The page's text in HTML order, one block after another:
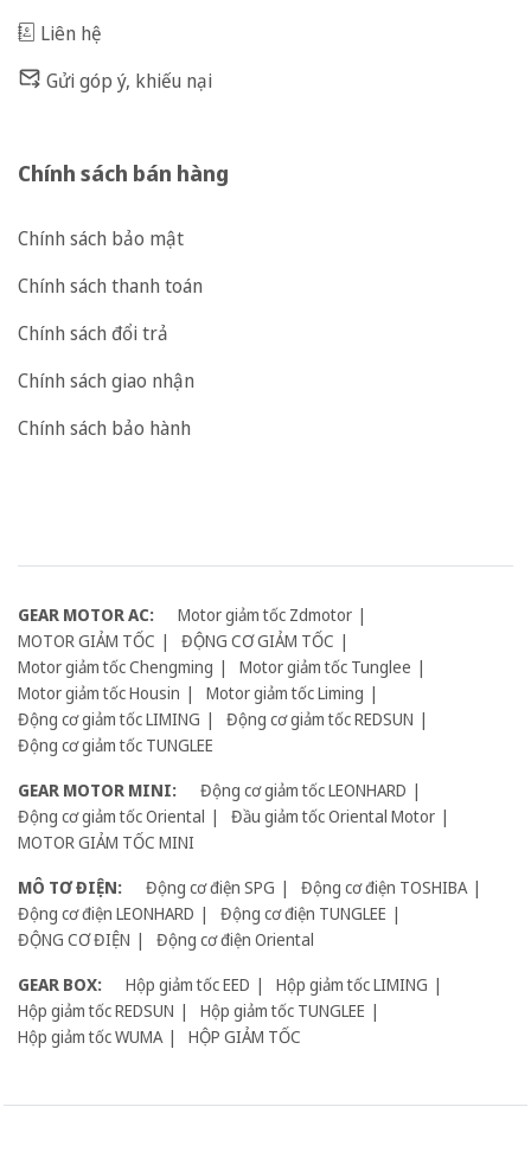
Liên hệ
Gửi góp ý, khiếu nại
Chính sách bán hàng
Chính sách bảo mật
Chính sách thanh toán
Chính sách đổi trả
Chính sách giao nhận
Chính sách bảo hành
GEAR MOTOR AC:
Motor giảm tốc Zdmotor
MOTOR GIẢM TỐC
ĐỘNG CƠ GIẢM TỐC
Motor giảm tốc Chengming
Motor giảm tốc Tunglee
Motor giảm tốc Housin
Motor giảm tốc Liming
Động cơ giảm tốc LIMING
Động cơ giảm tốc REDSUN
Động cơ giảm tốc TUNGLEE
GEAR MOTOR MINI:
Động cơ giảm tốc LEONHARD
Động cơ giảm tốc Oriental
Đầu giảm tốc Oriental Motor
MOTOR GIẢM TỐC MINI
MÔ TƠ ĐIỆN:
Động cơ điện SPG
Động cơ điện TOSHIBA
Động cơ điện LEONHARD
Động cơ điện TUNGLEE
ĐỘNG CƠ ĐIỆN
Động cơ điện Oriental
GEAR BOX:
Hộp giảm tốc EED
Hộp giảm tốc LIMING
Hộp giảm tốc REDSUN
Hộp giảm tốc TUNGLEE
Hộp giảm tốc WUMA
HỘP GIẢM TỐC